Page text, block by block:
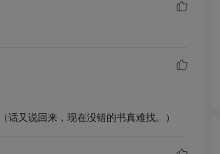
又说回来，现在没错的书真难找。）